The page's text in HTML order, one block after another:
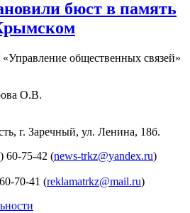
бюст в память
общественных связей»
О.В.
г. Заречный, ул. Ленина, 18б.
60-75-42 (news-trkz@yandex.ru)
70-41 (reklamatrkz@mail.ru)